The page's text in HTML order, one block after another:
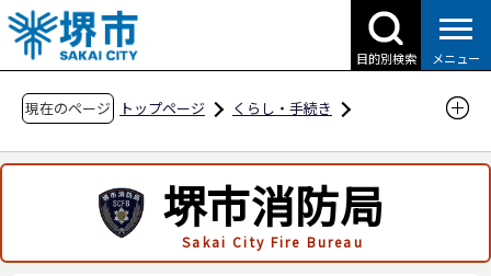
こ
の
ペ
の
で
目的別検索 メニュー
現在のページ トップページ
くらし・手続き
申請・届出用紙
高圧ガス保安法関係
冷凍保安規則関係
危害予防規程届書
堺市消防局
Sakai City Fire Bureau